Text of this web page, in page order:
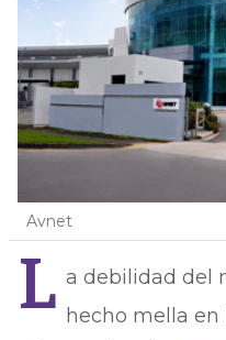
Avnet
L a debilidad del
hecho mella en